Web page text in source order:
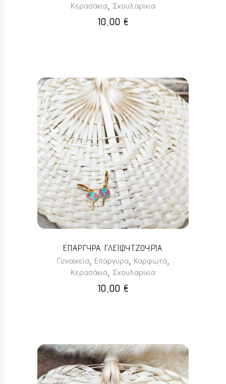
Κερασάκια, Σκουλαρίκια
10,00 €
ΕΠΑΡΓΥΡΑ ΓΛΕΙΦΥΤΖΟΥΡΙΑ
Γυναικεία, Επάργυρα, Καρφωτά,
Κερασάκια, Σκουλαρίκια
10,00 €